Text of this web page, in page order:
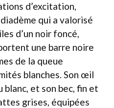
d’excitation,
qui a valorisé
d’un noir foncé,
une barre noire
de la queue
blanches. Son œil
blanc, et son bec, fin et
grises, équipées